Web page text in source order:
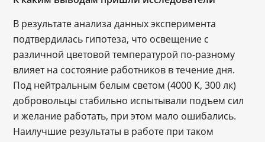
В результате анализа данных эксперимента
подтвердилась гипотеза, что освещение с
различной цветовой температурой по-разному
влияет на состояние работников в течение дня.
Под нейтральным белым светом (4000 К, 300 лк)
добровольцы стабильно испытывали подъем сил
и желание работать, при этом мало ошибались.
Наилучшие результаты в работе при таком